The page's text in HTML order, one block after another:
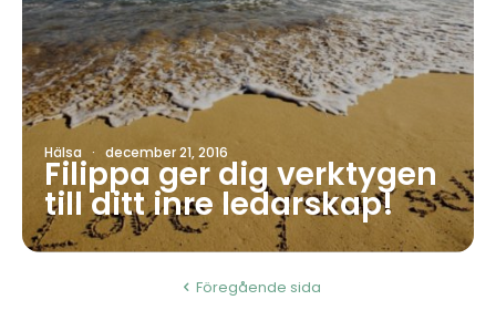
Hälsa · december 21, 2016
Filippa ger dig verktygen
till ditt inre ledarskap!
Föregående sida